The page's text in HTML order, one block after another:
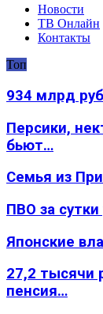
Новости
ТВ Онлайн
Контакты
Топ
934 млрд
Персики,
бьют…
Семья из
ПВО за
Японские
27,2 тысячи
пенсия…